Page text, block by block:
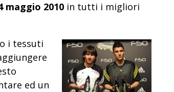
maggio 2010 in tutti i migliori
i tessuti
ed un